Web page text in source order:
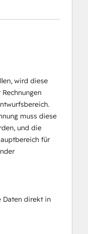
wird diese
muss diese
und die
für
Daten direkt in